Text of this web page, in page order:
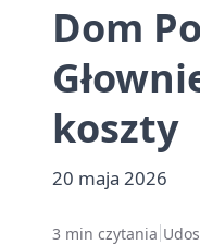
Dom
koszty
20 maja 2026
3 min czytania